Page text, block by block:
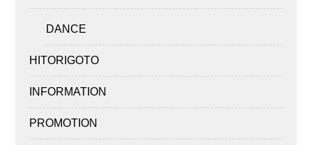
DANCE
HITORIGOTO
INFORMATION
PROMOTION